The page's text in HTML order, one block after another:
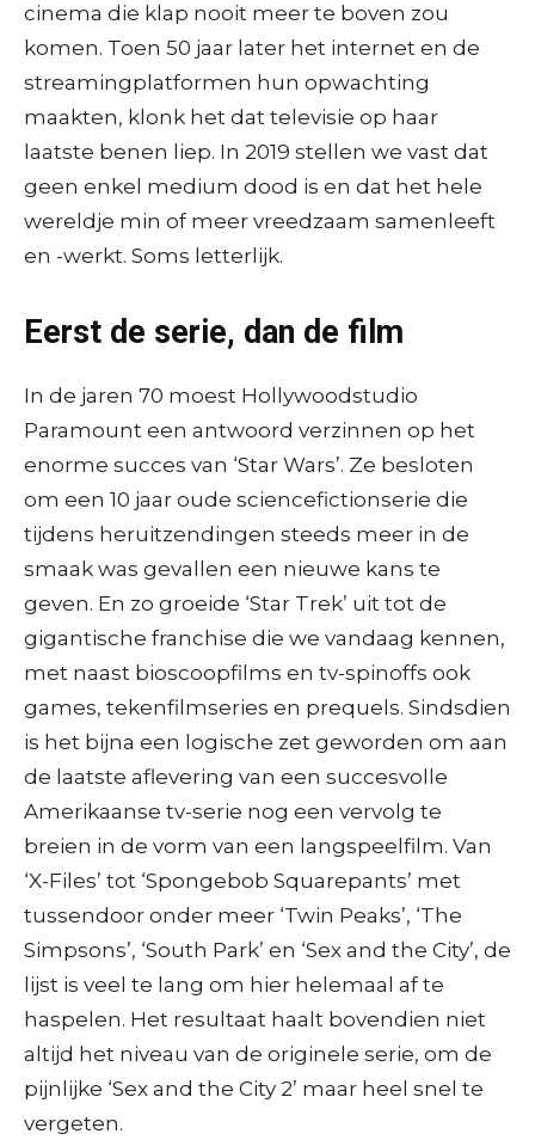
cinema die klap nooit meer te boven zou
komen. Toen 50 jaar later het internet en de
streamingplatformen hun opwachting
maakten, klonk het dat televisie op haar
laatste benen liep. In 2019 stellen we vast dat
geen enkel medium dood is en dat het hele
wereldje min of meer vreedzaam samenleeft
en -werkt. Soms letterlijk.
Eerst de serie, dan de film
In de jaren 70 moest Hollywoodstudio
Paramount een antwoord verzinnen op het
enorme succes van ‘Star Wars’. Ze besloten
om een 10 jaar oude sciencefictionserie die
tijdens heruitzendingen steeds meer in de
smaak was gevallen een nieuwe kans te
geven. En zo groeide ‘Star Trek’ uit tot de
gigantische franchise die we vandaag kennen,
met naast bioscoopfilms en tv-spinoffs ook
games, tekenfilmseries en prequels. Sindsdien
is het bijna een logische zet geworden om aan
de laatste aflevering van een succesvolle
Amerikaanse tv-serie nog een vervolg te
breien in de vorm van een langspeelfilm. Van
‘X-Files’ tot ‘Spongebob Squarepants’ met
tussendoor onder meer ‘Twin Peaks’, ‘The
Simpsons’, ‘South Park’ en ‘Sex and the City’, de
lijst is veel te lang om hier helemaal af te
haspelen. Het resultaat haalt bovendien niet
altijd het niveau van de originele serie, om de
pijnlijke ‘Sex and the City 2’ maar heel snel te
vergeten.